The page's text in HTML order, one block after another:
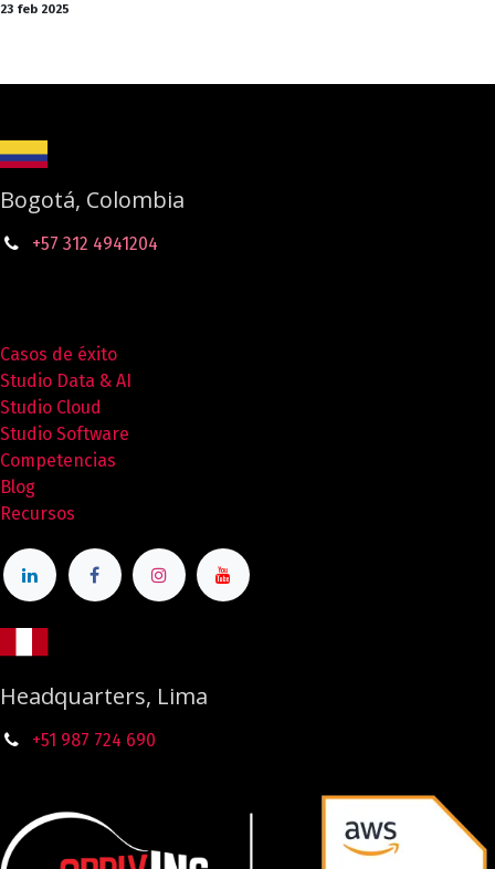
23 feb 2025
Bogotá, Colombia
+57 312 4941204
Casos de éxito
Studio Data & AI
Studio Cloud
Studio Software
Competencias
Blog
Recursos
Headquarters, Lima
+51 987 724 690